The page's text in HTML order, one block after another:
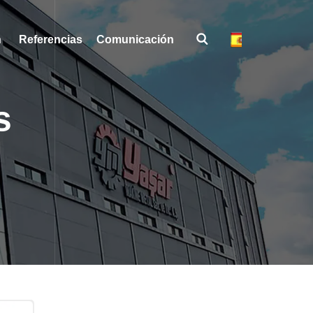
Comunicación Referencias Comunicación